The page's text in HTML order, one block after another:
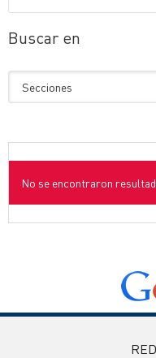
Buscar en
No se encontraron